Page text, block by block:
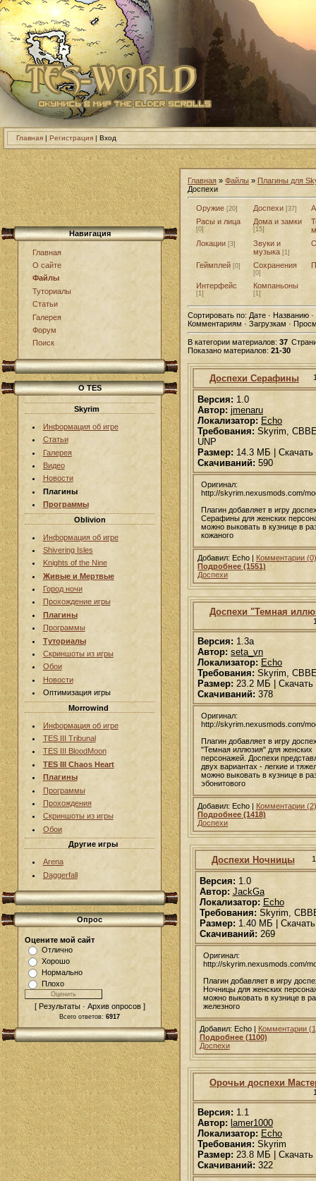
Главная | Регистрация | Вход
Навигация
Главная
О сайте
Файлы
Туториалы
Статьи
Галерея
Форум
Поиск
О TES
Skyrim
Информация об игре
Статьи
Галерея
Видео
Новости
Плагины
Программы
Oblivion
Информация об игре
Shivering Isles
Knights of the Nine
Живые и Мертвые
Город ночи
Прохождение игры
Плагины
Программы
Туториалы
Скриншоты из игры
Обои
Новости
Оптимизация игры
Morrowind
Информация об игре
TES III Tribunal
TES III BloodMoon
TES III Chaos Heart
Плагины
Программы
Прохождения
Скриншоты из игры
Обои
Другие игры
Arena
Daggerfall
Опрос
Оцените мой сайт
Отлично
Хорошо
Нормально
Плохо
[ Результаты · Архив опросов ]
Всего ответов: 6917
Главная » Файлы » Плагины для
Доспехи
Оружие [20] Доспехи [37]
Расы и лица
[0]
Дома и замки
[15]
Локации [3]
Звуки и
музыка [1]
Геймплей [0] Сохранения
[0]
Интерфейс
[1]
Компаньоны
[1]
Сортировать по: Дате · Названию ·
Комментариям · Загрузкам ·
В категории материалов: 37
Показано материалов: 21-30
Доспехи Серафины
Версия: 1.0
Автор: jmenaru
Локализатор: Echo
Требования: Skyrim,
UNP
Размер: 14.3 МБ | Скачать
Скачиваний: 590
Оригинал:
http://skyrim.nexusmods.com/
Плагин добавляет в игру
Серафины для женских
можно выковать в кузнице в
кожаного
Добавил: Echo | Комментарии (0)
Подробнее (1551)
Доспехи
Доспехи "Темная
Версия: 1.3а
Автор: seta_vn
Локализатор: Echo
Требования: Skyrim,
Размер: 23.2 МБ | Скачать
Скачиваний: 378
Оригинал:
http://skyrim.nexusmods.com/
Плагин добавляет в игру
"Темная иллюзия" для женских
персонажей. Доспехи
двух вариантах - легкие и
можно выковать в кузнице в
эбонитового
Добавил: Echo | Комментарии (2)
Подробнее (1418)
Доспехи
Доспехи Ночницы
Версия: 1.0
Автор: JackGa
Локализатор: Echo
Требования: Skyrim,
Размер: 1.40 МБ | Скачать
Скачиваний:269
Оригинал:
http://skyrim.nexusmods.com/
Плагин добавляет в игру
Ночницы для женских
можно выковать в кузнице в
железного
Добавил: Echo | Комментарии
Подробнее (1100)
Доспехи
Орочьи доспехи
Версия: 1.1
Автор: lamer1000
Локализатор: Echo
Требования: Skyrim
Размер: 23.8 МБ | Скачать
Скачиваний: 322